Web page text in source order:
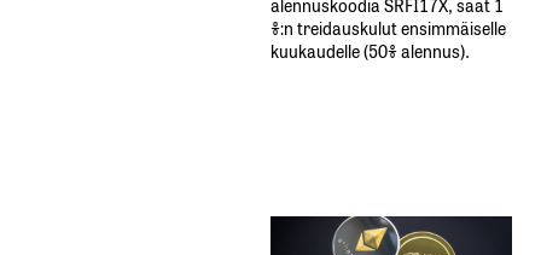
%:n treidauskulut​ ​ensimmäiselle​ ​
kuukaudelle​ ​(50%​ ​alennus).